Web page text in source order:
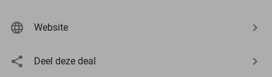
Website
Deel deze deal